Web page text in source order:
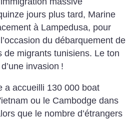
jours plus tard, Marine
à Lampedusa, pour
du débarquement de
de migrants tunisiens. Le ton
invasion !
a accueilli 130 000 boat
ou le Cambodge dans
que le nombre d’étrangers